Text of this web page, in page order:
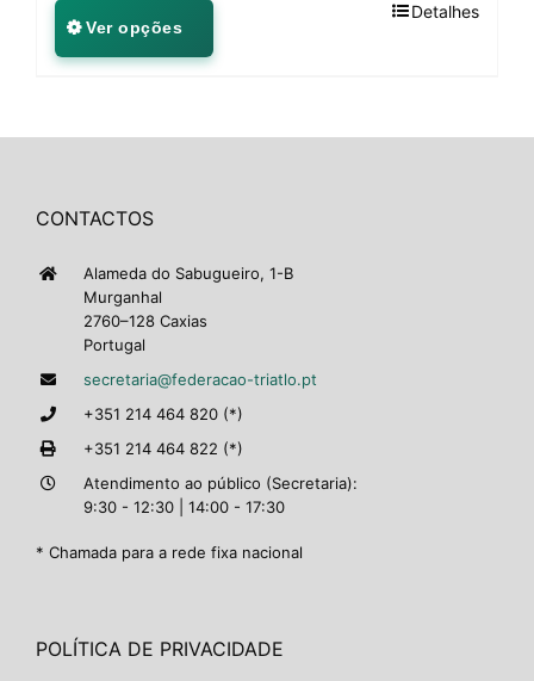
Ver opções
Detalhes
CONTACTOS
Alameda do Sabugueiro, 1-B
Murganhal
2760–128 Caxias
Portugal
secretaria@federacao-triatlo.pt
+351 214 464 820 (*)
+351 214 464 822 (*)
Atendimento ao público (Secretaria):
9:30 - 12:30 | 14:00 - 17:30
* Chamada para a rede fixa nacional
POLÍTICA DE PRIVACIDADE